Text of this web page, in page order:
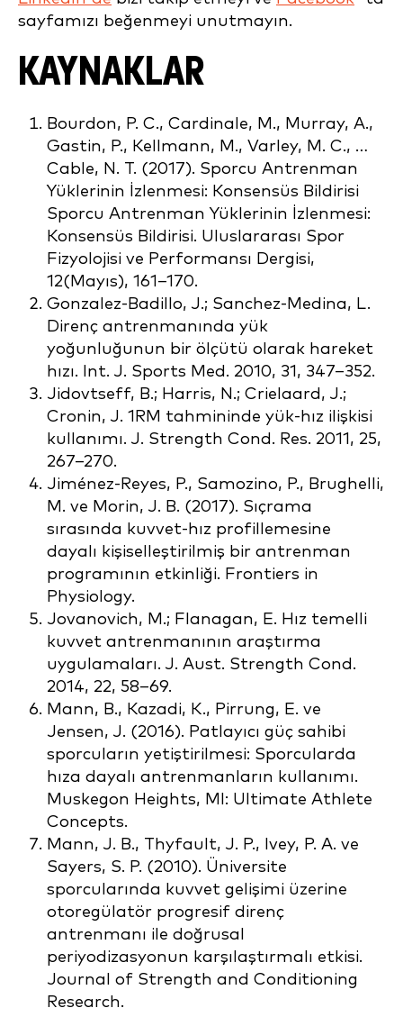
sayfamızı beğenmeyi unutmayın.
KAYNAKLAR
Bourdon, P. C., Cardinale, M., Murray, A.,
Gastin, P., Kellmann, M., Varley, M. C., …
Cable, N. T. (2017). Sporcu Antrenman
Yüklerinin İzlenmesi: Konsensüs Bildirisi
Sporcu Antrenman Yüklerinin İzlenmesi:
Konsensüs Bildirisi. Uluslararası Spor
Fizyolojisi ve Performansı Dergisi,
12(Mayıs), 161–170.
Gonzalez-Badillo, J.; Sanchez-Medina, L.
Direnç antrenmanında yük
yoğunluğunun bir ölçütü olarak hareket
hızı. Int. J. Sports Med. 2010, 31, 347–352.
Jidovtseff, B.; Harris, N.; Crielaard, J.;
Cronin, J. 1RM tahmininde yük-hız ilişkisi
kullanımı. J. Strength Cond. Res. 2011, 25,
267–270.
Jiménez-Reyes, P., Samozino, P., Brughelli,
M. ve Morin, J. B. (2017). Sıçrama
sırasında kuvvet-hız profillemesine
dayalı kişiselleştirilmiş bir antrenman
programının etkinliği. Frontiers in
Physiology.
Jovanovich, M.; Flanagan, E. Hız temelli
kuvvet antrenmanının araştırma
uygulamaları. J. Aust. Strength Cond.
2014, 22, 58–69.
Mann, B., Kazadi, K., Pirrung, E. ve
Jensen, J. (2016). Patlayıcı güç sahibi
sporcuların yetiştirilmesi: Sporcularda
hıza dayalı antrenmanların kullanımı.
Muskegon Heights, MI: Ultimate Athlete
Concepts.
Mann, J. B., Thyfault, J. P., Ivey, P. A. ve
Sayers, S. P. (2010). Üniversite
sporcularında kuvvet gelişimi üzerine
otoregülatör progresif direnç
antrenmanı ile doğrusal
periyodizasyonun karşılaştırmalı etkisi.
Journal of Strength and Conditioning
Research.